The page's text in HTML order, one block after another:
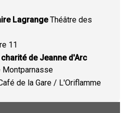
LagrangeThéâtre des
11
de Jeanne d'Arc
Montparnasse
de la Gare / L'Oriflamme